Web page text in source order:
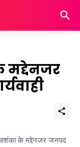
आशंका के मद्देनजर जनपद